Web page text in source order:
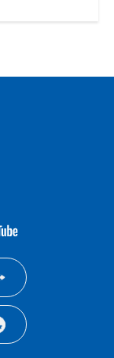
youtube-